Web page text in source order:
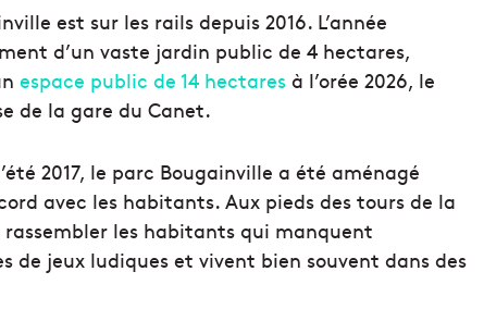
est sur les rails depuis 2016. L’année
d’un vaste jardin public de 4 hectares,
espace public de 14 hectares à l’orée 2026, le
de la gare du Canet.
2017, le parc Bougainville a été aménagé
avec les habitants. Aux pieds des tours de la
les habitants qui manquent
de jeux ludiques et vivent bien souvent dans des